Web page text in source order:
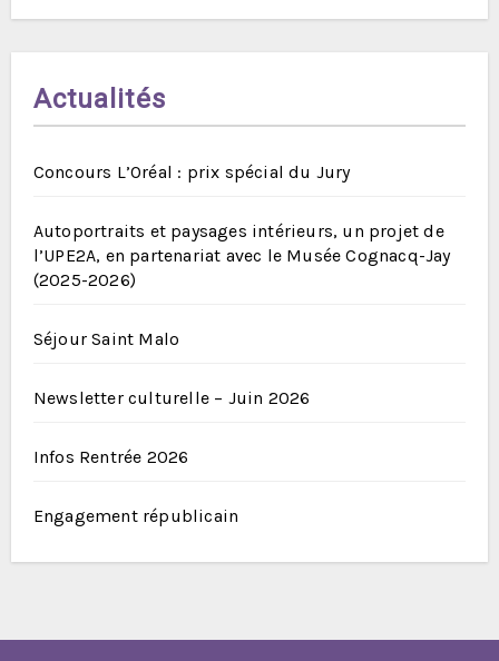
Actualités
Concours L’Oréal : prix spécial du Jury
Autoportraits et paysages intérieurs, un projet de
l’UPE2A, en partenariat avec le Musée Cognacq-Jay
(2025-2026)
Séjour Saint Malo
Newsletter culturelle – Juin 2026
Infos Rentrée 2026
Engagement républicain